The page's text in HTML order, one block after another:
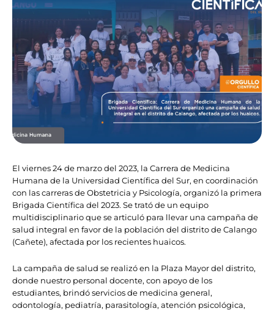
El viernes 24 de marzo del 2023, la Carrera de Medicina
Humana de la Universidad Científica del Sur, en coordinación
con las carreras de Obstetricia y Psicología, organizó la primera
Brigada Científica del 2023. Se trató de un equipo
multidisciplinario que se articuló para llevar una campaña de
salud integral en favor de la población del distrito de Calango
(Cañete), afectada por los recientes huaicos.
La campaña de salud se realizó en la Plaza Mayor del distrito,
donde nuestro personal docente, con apoyo de los
estudiantes, brindó servicios de medicina general,
odontología, pediatría, parasitología, atención psicológica,